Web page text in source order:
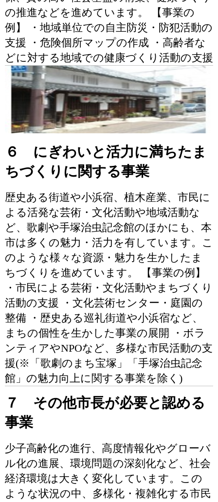
の推進などを進めています。 【事業の
例】 ・地域単位での自主防災・防犯活動の
支援 ・危険個所マップの作成 ・高齢者な
どに対する地域での健康づくり活動の支援
６ にぎわいと活力に満ちたま
ちづくりに関する事業
歴史ある街道や小浜宿、植木産業、市民に
よる活発な芸術・文化活動や地域活動な
ど、歌劇や手塚治虫記念館のほかにも、本
市は多くの魅力・活力を有しています。こ
のような様々な資源・魅力を生かしたま
ちづくりを進めています。 【事業の例】
・市民による芸術・文化活動やまちづくり
活動の支援 ・文化芸術センター・庭園の
整備 ・歴史ある巡礼街道や小浜宿など、
まちの個性を生かした事業の展開 ・ボラ
ンティアやNPOなど、多様な市民活動の支
援(※「歌劇のまち宝塚」「手塚治虫記念
館」の魅力向上に関する事業を除く)
７ その他市長が必要と認める
事業
少子高齢化の進行、高度情報化やグローバ
ル化の進展、環境問題の深刻化など、社会
経済環境は大きく変化しています。この
ような状況の中、多様化・複雑化する市民